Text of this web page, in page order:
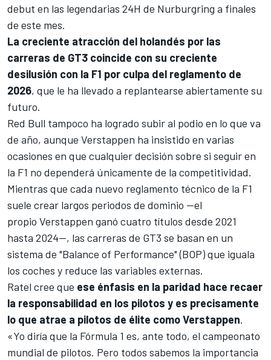
debut en las legendarias 24H de Nurburgring a finales
de este mes.
La creciente atracción del holandés por las
carreras de GT3 coincide con su creciente
desilusión con la F1 por culpa del reglamento de
2026, que le ha llevado a replantearse abiertamente su
futuro.
Red Bull tampoco ha logrado subir al podio en lo que va
de año, aunque Verstappen ha insistido en varias
ocasiones en que cualquier decisión sobre si seguir en
la F1 no dependerá únicamente de la competitividad.
Mientras que cada nuevo reglamento técnico de la F1
suele crear largos periodos de dominio —el
propio Verstappen ganó cuatro títulos desde 2021
hasta 2024—, las carreras de GT3 se basan en un
sistema de "Balance of Performance" (BOP)que iguala
los coches y reduce las variables externas.
Ratel cree que ese énfasis en la paridad hace recaer
la responsabilidad en los pilotos y es precisamente
lo que atrae a pilotos de élite comoVerstappen.
«Yo diría que la Fórmula 1 es, ante todo, el campeonato
mundial de pilotos. Pero todos sabemos la importancia